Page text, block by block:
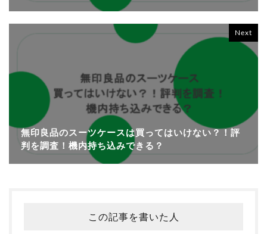
Next
無印良品のスーツケースは買ってはいけない？！評
判を調査！機内持ち込みできる？
この記事を書いた人